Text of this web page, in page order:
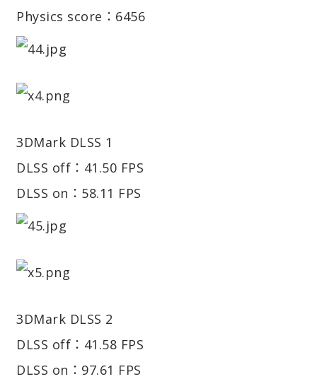
Physics score：6456
3DMark DLSS 1
DLSS off：41.50 FPS
DLSS on：58.11 FPS
3DMark DLSS 2
DLSS off：41.58 FPS
DLSS on：97.61 FPS